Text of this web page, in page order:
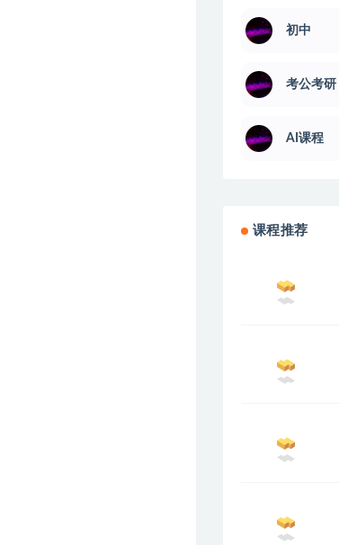
初中
考公考研
AI课程
课程推荐